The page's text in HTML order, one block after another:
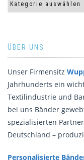
ÜBER UNS
Unser Firmensitz
Jahrhunderts ein
Textilindustrie und
bei uns Bänder
spezialisierten
Deutschland –
Personalisierte